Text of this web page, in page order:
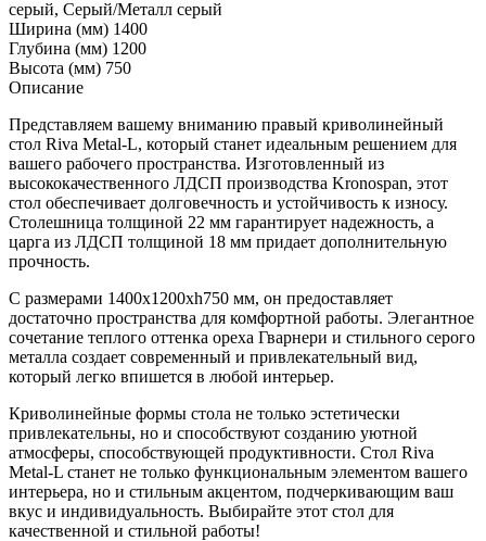
серый, Серый/Металл серый
Ширина (мм) 1400
Глубина (мм) 1200
Высота (мм) 750
Описание
Представляем вашему вниманию правый криволинейный
стол Riva Metal-L, который станет идеальным решением для
вашего рабочего пространства. Изготовленный из
высококачественного ЛДСП производства Kronospan, этот
стол обеспечивает долговечность и устойчивость к износу.
Столешница толщиной 22 мм гарантирует надежность, а
царга из ЛДСП толщиной 18 мм придает дополнительную
прочность.
С размерами 1400x1200xh750 мм, он предоставляет
достаточно пространства для комфортной работы. Элегантное
сочетание теплого оттенка ореха Гварнери и стильного серого
металла создает современный и привлекательный вид,
который легко впишется в любой интерьер.
Криволинейные формы стола не только эстетически
привлекательны, но и способствуют созданию уютной
атмосферы, способствующей продуктивности. Стол Riva
Metal-L станет не только функциональным элементом вашего
интерьера, но и стильным акцентом, подчеркивающим ваш
вкус и индивидуальность. Выбирайте этот стол для
качественной и стильной работы!